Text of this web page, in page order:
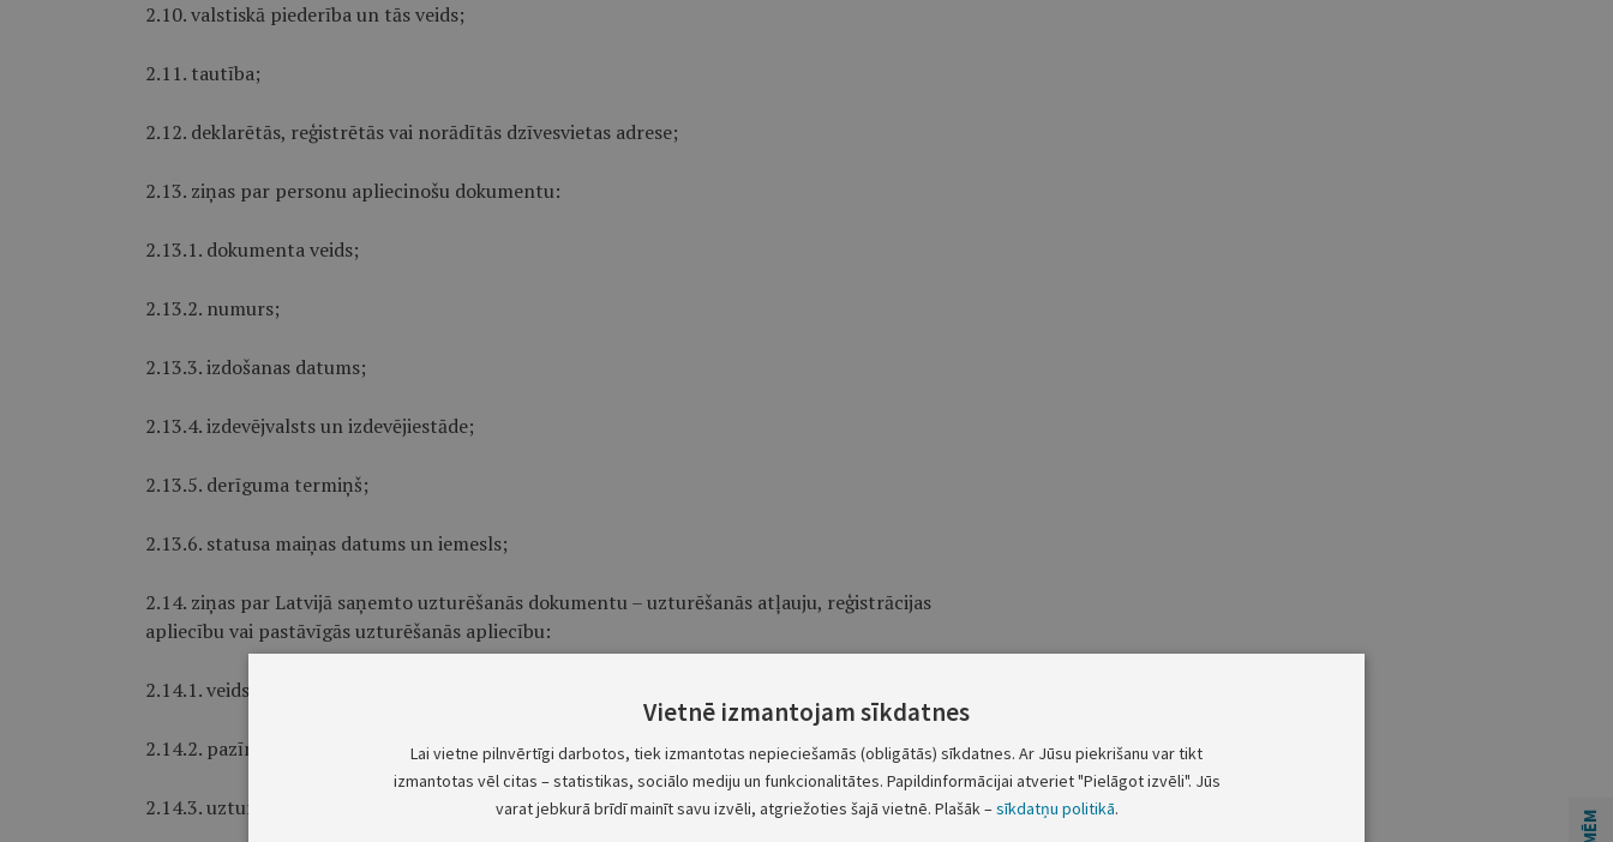
2.10. valstiskā piederība un tās veids;
2.11. tautība;
2.12. deklarētās, reģistrētās vai norādītās dzīvesvietas adrese;
2.13. ziņas par personu apliecinošu dokumentu:
2.13.1. dokumenta veids;
2.13.2. numurs;
2.13.3. izdošanas datums;
2.13.4. izdevējvalsts un izdevējiestāde;
2.13.5. derīguma termiņš;
2.13.6. statusa maiņas datums un iemesls;
2.14. ziņas par Latvijā saņemto uzturēšanās dokumentu – uzturēšanās atļauju, reģistrācijas
apliecību vai pastāvīgās uzturēšanās apliecību:
2.14.1. veids;
2.14.2. pazīme, vai personai ir pastāvīgās uzturēšanās tiesības;
2.14.3. uzturēšanās iemesls;
Vietnē izmantojam sīkdatnes
Lai vietne pilnvērtīgi darbotos, tiek izmantotas nepieciešamās (obligātās) sīkdatnes. Ar Jūsu piekrišanu var tikt
izmantotas vēl citas – statistikas, sociālo mediju un funkcionalitātes. Papildinformācijai atveriet "Pielāgot izvēli". Jūs
varat jebkurā brīdī mainīt savu izvēli, atgriežoties šajā vietnē. Plašāk –sīkdatņu politikā.